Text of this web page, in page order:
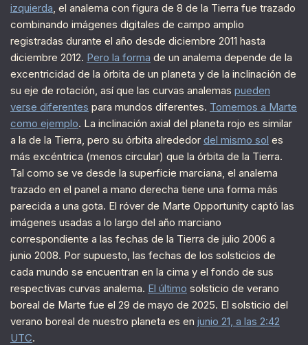
izquierda, el analema con figura de 8 de la Tierra fue trazado
combinando imágenes digitales de campo amplio
registradas durante el año desde diciembre 2011 hasta
diciembre 2012. Pero la forma de un analema depende de la
excentricidad de la órbita de un planeta y de la inclinación de
su eje de rotación, así que las curvas analemas pueden
verse diferentes para mundos diferentes. Tomemos a Marte
como ejemplo. La inclinación axial del planeta rojo es similar
a la de la Tierra, pero su órbita alrededor del mismo sol es
más excéntrica (menos circular) que la órbita de la Tierra.
Tal como se ve desde la superficie marciana, el analema
trazado en el panel a mano derecha tiene una forma más
parecida a una gota. El róver de Marte Opportunity captó las
imágenes usadas a lo largo del año marciano
correspondiente a las fechas de la Tierra de julio 2006 a
junio 2008. Por supuesto, las fechas de los solsticios de
cada mundo se encuentran en la cima y el fondo de sus
respectivas curvas analema. El último solsticio de verano
boreal de Marte fue el 29 de mayo de 2025. El solsticio del
verano boreal de nuestro planeta es en junio 21, a las 2:42
UTC.